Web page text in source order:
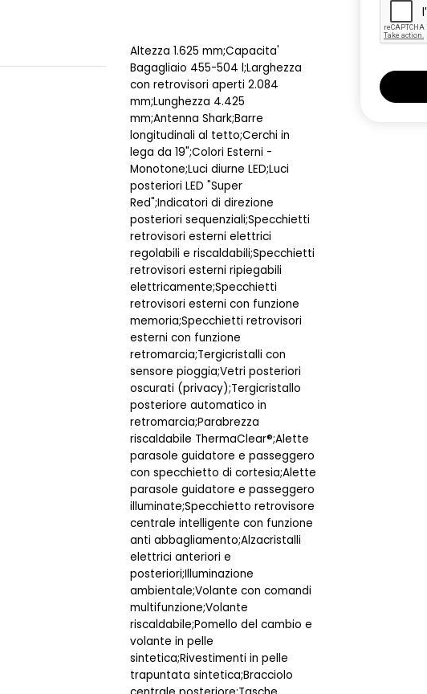
Altezza 1.625 mm;Capacita'
Bagagliaio 455-504 l;Larghezza
con retrovisori aperti 2.084
mm;Lunghezza 4.425
mm;Antenna Shark;Barre
longitudinali al tetto;Cerchi in
lega da 19";Colori Esterni -
Monotone;Luci diurne LED;Luci
posteriori LED "Super
Red";Indicatori di direzione
posteriori sequenziali;Specchietti
retrovisori esterni elettrici
regolabili e riscaldabili;Specchietti
retrovisori esterni ripiegabili
elettricamente;Specchietti
retrovisori esterni con funzione
memoria;Specchietti retrovisori
esterni con funzione
retromarcia;Tergicristalli con
sensore pioggia;Vetri posteriori
oscurati (privacy);Tergicristallo
posteriore automatico in
retromarcia;Parabrezza
riscaldabile ThermaClear®;Alette
parasole guidatore e passeggero
con specchietto di cortesia;Alette
parasole guidatore e passeggero
illuminate;Specchietto retrovisore
centrale intelligente con funzione
anti abbagliamento;Alzacristalli
elettrici anteriori e
posteriori;Illuminazione
ambientale;Volante con comandi
multifunzione;Volante
riscaldabile;Pomello del cambio e
volante in pelle
sintetica;Rivestimenti in pelle
trapuntata sintetica;Bracciolo